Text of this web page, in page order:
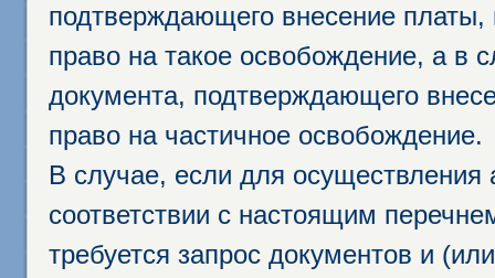
подтверждающего внесение
право на такое освобождение, а в
документа, подтверждающего
право на частичное освобождение.
В случае, если для осуществления
соответствии с настоящим
требуется запрос документов и